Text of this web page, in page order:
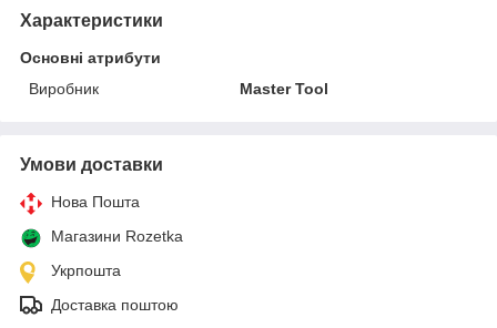
Характеристики
Основні атрибути
Виробник
Master Tool
Умови доставки
Нова Пошта
Магазини Rozetka
Укрпошта
Доставка поштою